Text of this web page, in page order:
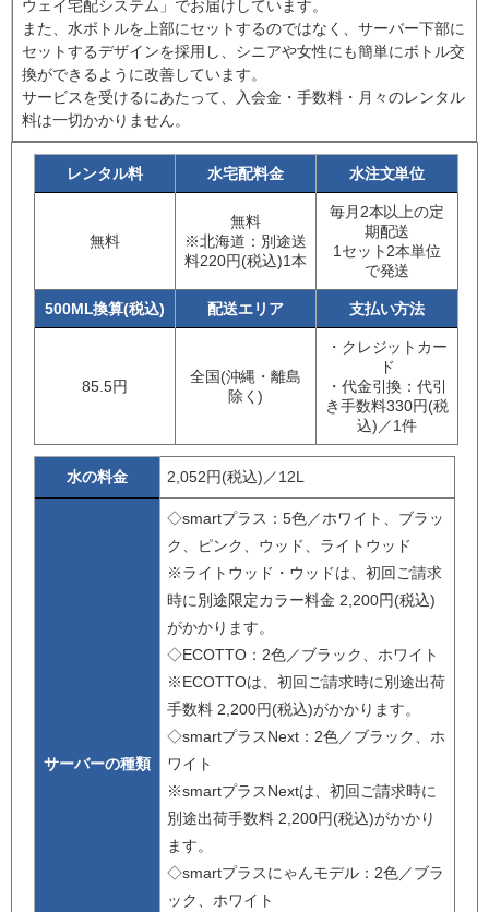
ウェイ宅配システム」でお届けしています。
また、水ボトルを上部にセットするのではなく、サーバー下部に
セットするデザインを採用し、シニアや女性にも簡単にボトル交
換ができるように改善しています。
サービスを受けるにあたって、入会金・手数料・月々のレンタル
料は一切かかりません。
レンタル料 水宅配料金 水注文単位
無料
無料
※北海道：別途送
料220円(税込)1本
毎月2本以上の定
期配送
1セット2本単位
で発送
500ML換算(税込) 配送エリア 支払い方法
85.5円
全国(沖縄・離島
除く)
・クレジットカー
ド
・代金引換：代引
き手数料330円(税
込)／1件
水の料金 2,052円(税込)／12L
サーバーの種類
◇smartプラス：5色／ホワイト、ブラッ
ク、ピンク、ウッド、ライトウッド
※ライトウッド・ウッドは、初回ご請求
時に別途限定カラー料金 2,200円(税込)
がかかります。
◇ECOTTO：2色／ブラック、ホワイト
※ECOTTOは、初回ご請求時に別途出荷
手数料 2,200円(税込)がかかります。
◇smartプラスNext：2色／ブラック、ホ
ワイト
※smartプラスNextは、初回ご請求時に
別途出荷手数料 2,200円(税込)がかかり
ます。
◇smartプラスにゃんモデル：2色／ブラ
ック、ホワイト